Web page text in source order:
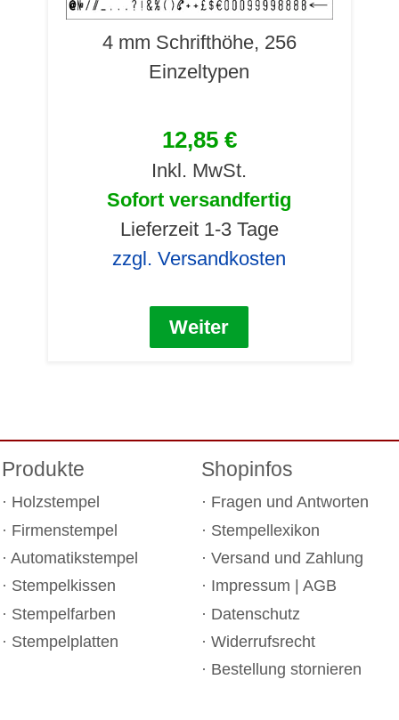
4 mm Schrifthöhe, 256
Einzeltypen
12,85 €
Inkl. MwSt.
Sofort versandfertig
Lieferzeit 1-3 Tage
zzgl. Versandkosten
Weiter
Produkte
Holzstempel
Firmenstempel
Automatikstempel
Stempelkissen
Stempelfarben
Stempelplatten
Shopinfos
Fragen und Antworten
Stempellexikon
Versand und Zahlung
Impressum
AGB
Datenschutz
Widerrufsrecht
Bestellung stornieren